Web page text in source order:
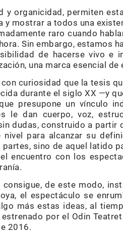
y organicidad, permiten
y mostrar a todos una
raro cuando
Sin embargo, estamos
de hacerse vivo e
una marca esencial
con curiosidad que la tesis
durante el siglo XX —y
presupone un vínculo
le dan cuerpo, voz,
dudas, construido a partir
para alcanzar su
sino de aquel latido
encuentro con los
consigue, de este modo,
el espectáculo se
más estas ideas, al
estrenado por el Odin
2016.